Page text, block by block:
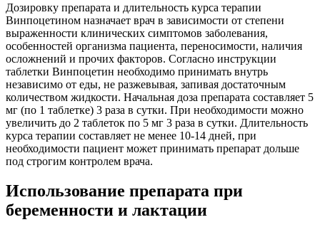
Дозировку препарата и длительность курса терапии
Винпоцетином назначает врач в зависимости от степени
выраженности клинических симптомов заболевания,
особенностей организма пациента, переносимости, наличия
осложнений и прочих факторов. Согласно инструкции
таблетки Винпоцетин необходимо принимать внутрь
независимо от еды, не разжевывая, запивая достаточным
количеством жидкости. Начальная доза препарата составляет 5
мг (по 1 таблетке) 3 раза в сутки. При необходимости можно
увеличить до 2 таблеток по 5 мг 3 раза в сутки. Длительность
курса терапии составляет не менее 10-14 дней, при
необходимости пациент может принимать препарат дольше
под строгим контролем врача.
Использование препарата при
беременности и лактации